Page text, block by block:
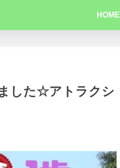
HOME
した☆アトラクシ